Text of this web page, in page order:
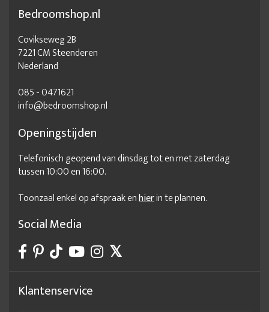
Bedroomshop.nl
Covikseweg 2B
7221 CM Steenderen
Nederland
085 - 0471621
info@bedroomshop.nl
Openingstijden
Telefonisch geopend van dinsdag tot en met zaterdag
tussen 10:00 en 16:00.
Toonzaal enkel op afspraak enhierin te plannen.
Social Media
Klantenservice